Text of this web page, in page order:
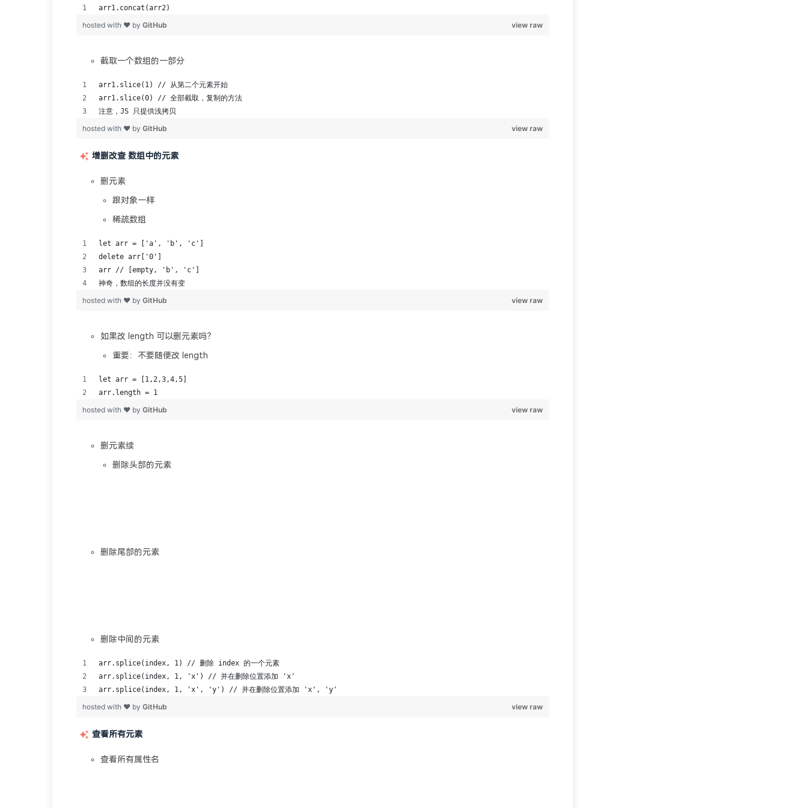
截取一个数组的一部分
增删改查 数组中的元素
删元素
跟对象一样
稀疏数组
如果改 length 可以删元素吗？
重要：不要随便改 length
删元素续
删除头部的元素
删除尾部的元素
删除中间的元素
查看所有元素
查看所有属性名